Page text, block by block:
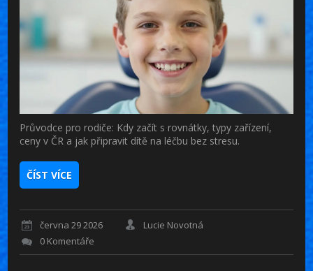
Průvodce pro rodiče: Kdy začít s rovnátky, typy zařízení,
ceny v ČR a jak připravit dítě na léčbu bez stresu.
ČÍST VÍCE
června 29 2026
Lucie Novotná
0 Komentáře